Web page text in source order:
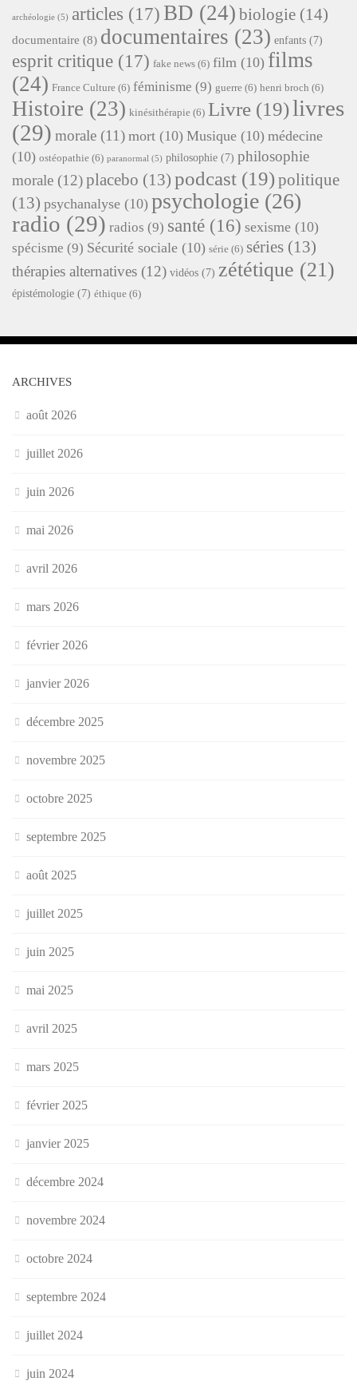
archéologie (5) articles (17) BD (24) biologie (14)
documentaire (8) documentaires (23) enfants (7)
esprit critique (17) fake news (6) film (10) films
(24) France Culture (6) féminisme (9) guerre (6) henri broch (6)
Histoire (23) kinésithérapie (6) Livre (19)livres
(29) morale (11) mort (10) Musique (10) médecine
(10) ostéopathie (6) paranormal (5) philosophie (7) philosophie
morale (12)placebo (13) podcast (19)politique
(13) psychanalyse (10) psychologie (26)
radio (29) radios (9) santé (16) sexisme (10)
spécisme (9) Sécurité sociale (10) série (6) séries (13)
thérapies alternatives (12) vidéos (7) zététique (21)
épistémologie (7) éthique (6)
ARCHIVES
août 2026
juillet 2026
juin 2026
mai 2026
avril 2026
mars 2026
février 2026
janvier 2026
décembre 2025
novembre 2025
octobre 2025
septembre 2025
août 2025
juillet 2025
juin 2025
mai 2025
avril 2025
mars 2025
février 2025
janvier 2025
décembre 2024
novembre 2024
octobre 2024
septembre 2024
juillet 2024
juin 2024